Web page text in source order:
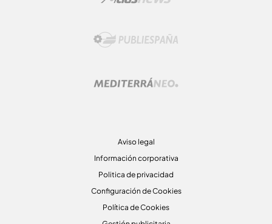
Aviso legal
Información corporativa
Politica de privacidad
Configuración de Cookies
Política de Cookies